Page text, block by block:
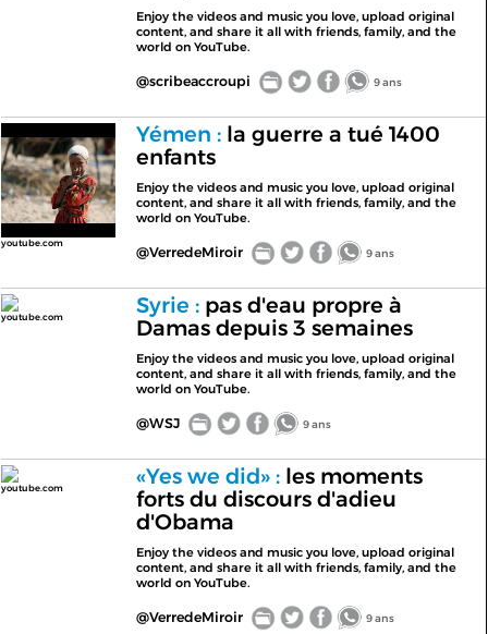
Enjoy the videos and music you love, upload original
content, and share it all with friends, family, and the
world on YouTube.
@scribeaccroupi 9 ans
youtube.com
Yémen :la guerre a tué 1400
enfants
Enjoy the videos and music you love, upload original
content, and share it all with friends, family, and the
world on YouTube.
@VerredeMiroir 9 ans
youtube.com Syrie :pas d'eau propre à
Damas depuis 3 semaines
Enjoy the videos and music you love, upload original
content, and share it all with friends, family, and the
world on YouTube.
@WSJ 9 ans
youtube.com «Yes we did» :les moments
forts du discours d'adieu
d'Obama
Enjoy the videos and music you love, upload original
content, and share it all with friends, family, and the
world on YouTube.
@VerredeMiroir 9 ans